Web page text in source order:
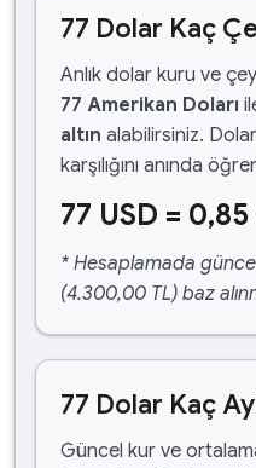
77 Dolar Kaç
Anlık dolar kuru ve
77 Amerikan Doları
altın alabilirsiniz.
karşılığını anında
77 USD =
* Hesaplamada
(4.300,00 TL) baz
77 Dolar Kaç
Güncel kur ve